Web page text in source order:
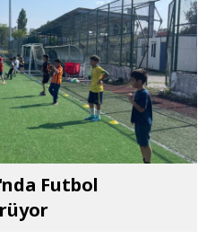
Futbol